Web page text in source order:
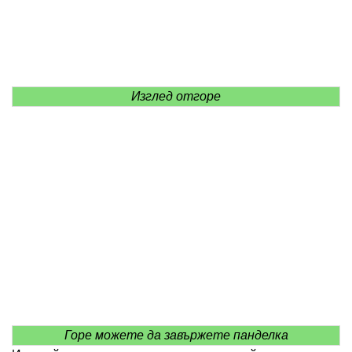
Изглед отгоре
Горе можете да завържете панделка